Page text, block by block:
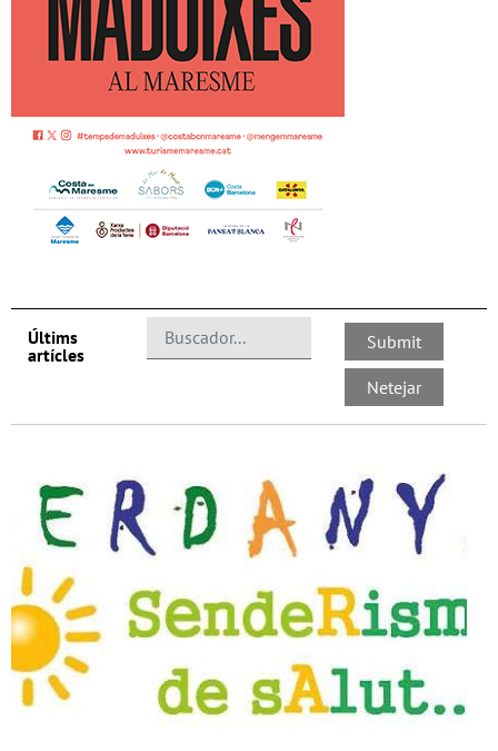
Últims
artícles